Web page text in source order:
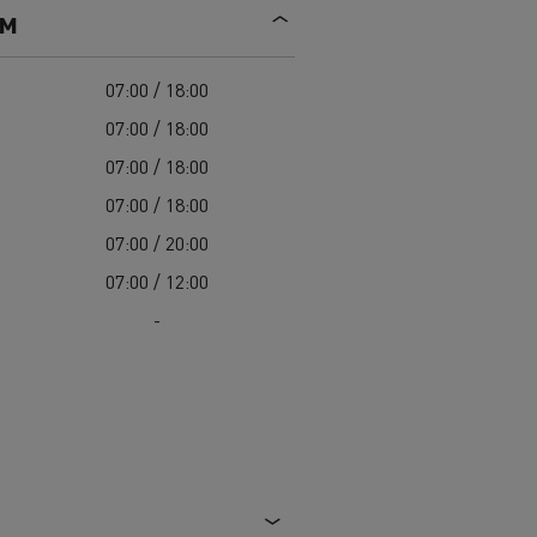
Radovi na održavanju cesta
Oprema za lokalne uprave
07:00 / 18:00
07:00 / 18:00
07:00 / 18:00
07:00 / 18:00
07:00 / 20:00
07:00 / 12:00
-